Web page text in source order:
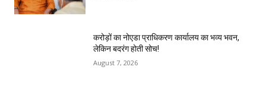
करोड़ों का नोएडा प्राधिकरण कार्यालय का भव्य भवन,
लेकिन बदरंग होती सोच!
August 7, 2026